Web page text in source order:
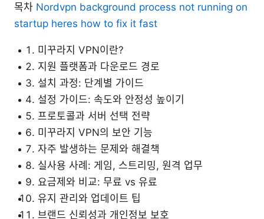
목차 Nordvpn background process not running on
startup heres how to fix it fast
미꾸라지 VPN이란?
지원 플랫폼과 다운로드 경로
설치 과정: 단계별 가이드
설정 가이드: 속도와 안정성 높이기
프로토콜과 서버 선택 전략
미꾸라지 VPN의 보안 기능
자주 발생하는 문제와 해결책
실사용 사례: 게임, 스트리밍, 원격 업무
요금제와 비교: 무료 vs 유료
유지 관리와 업데이트 팁
브랜드 신뢰성과 개인정보 보호